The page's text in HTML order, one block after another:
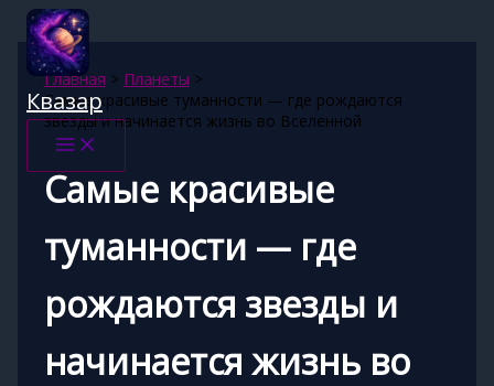
Перейти
содержимому
Квазар
Главная
Планеты
Самые красивые туманности — где рождаются
звезды и начинается жизнь во Вселенной
Самые красивые
туманности — где
рождаются звезды и
начинается жизнь во